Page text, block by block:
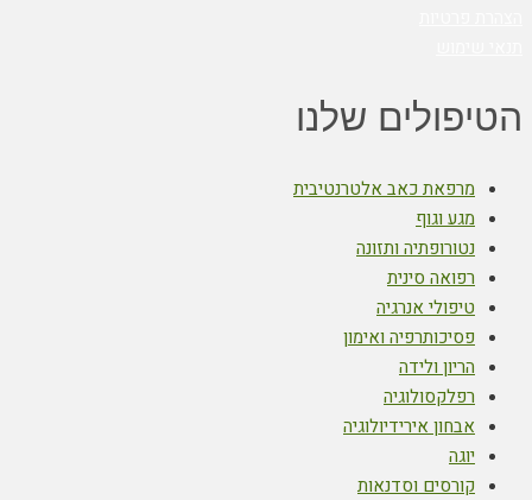
הטיפולים שלנו
מרפאת כאב אלטרנטיבית
מגע וגוף
נטורופתיה ותזונה
רפואה סינית
טיפולי אנרגיה
פסיכותרפיה ואימון
הריון ולידה
רפלקסולוגיה
אבחון אירידיולוגיה
יוגה
קורסים וסדנאות